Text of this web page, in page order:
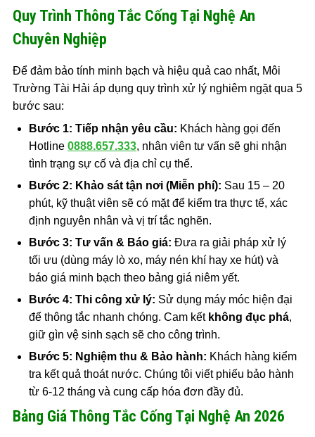
Quy Trình Thông Tắc Cống Tại Nghệ An
Chuyên Nghiệp
Để đảm bảo tính minh bạch và hiệu quả cao nhất, Môi
Trường Tài Hải áp dụng quy trình xử lý nghiêm ngặt qua 5
bước sau:
Bước 1: Tiếp nhận yêu cầu: Khách hàng gọi đến
Hotline 0888.657.333, nhân viên tư vấn sẽ ghi nhận
tình trạng sự cố và địa chỉ cụ thể.
Bước 2: Khảo sát tận nơi (Miễn phí): Sau 15 – 20
phút, kỹ thuật viên sẽ có mặt để kiểm tra thực tế, xác
định nguyên nhân và vị trí tắc nghẽn.
Bước 3: Tư vấn & Báo giá: Đưa ra giải pháp xử lý
tối ưu (dùng máy lò xo, máy nén khí hay xe hút) và
báo giá minh bạch theo bảng giá niêm yết.
Bước 4: Thi công xử lý: Sử dụng máy móc hiện đại
để thông tắc nhanh chóng. Cam kết không đục phá,
giữ gìn vệ sinh sạch sẽ cho công trình.
Bước 5: Nghiệm thu & Bảo hành: Khách hàng kiểm
tra kết quả thoát nước. Chúng tôi viết phiếu bảo hành
từ 6-12 tháng và cung cấp hóa đơn đầy đủ.
Bảng Giá Thông Tắc Cống Tại Nghệ An 2026